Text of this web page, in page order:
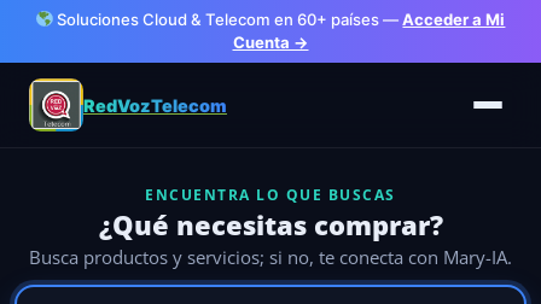
Soluciones Cloud & Telecom en 60+ países —Acceder a Mi
Cuenta →
RedVozTelecom
ENCUENTRA LO QUE BUSCAS
¿Qué necesitas comprar?
Busca productos y servicios; si no, te conecta con Mary-IA.